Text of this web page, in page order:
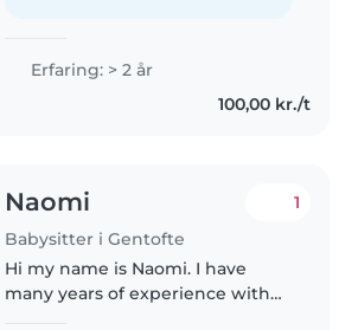
Erfaring: > 2 år
100,00 kr./t
Naomi
Babysitter i Gentofte
1
Hi my name is Naomi. I have
many years of experience with